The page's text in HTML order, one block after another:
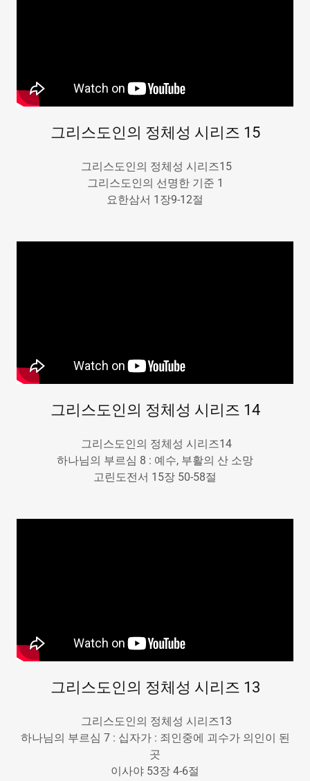
그리스도인의 정체성 시리즈 15
그리스도인의 정체성 시리즈15
그리스도인의 선명한 기준 1
요한삼서 1장9-12절
그리스도인의 정체성 시리즈 14
그리스도인의 정체성 시리즈14
하나님의 부르심 8 : 예수, 부활의 산 소망
고린도전서 15장 50-58절
그리스도인의 정체성 시리즈 13
그리스도인의 정체성 시리즈13
하나님의 부르심 7 : 십자가 : 죄인중에 괴수가 의인이 된
곳
이사야 53장 4-6절